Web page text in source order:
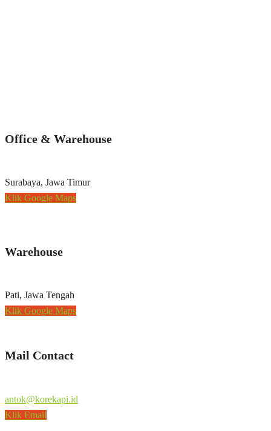
Office & Warehouse
Surabaya, Jawa Timur
Klik Google Maps
Warehouse
Pati, Jawa Tengah
Klik Google Maps
Mail Contact
antok@korekapi.id
Klik Email